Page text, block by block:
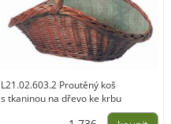
L21.02.603.2 Proutěný koš
s tkaninou na dřevo ke krbu